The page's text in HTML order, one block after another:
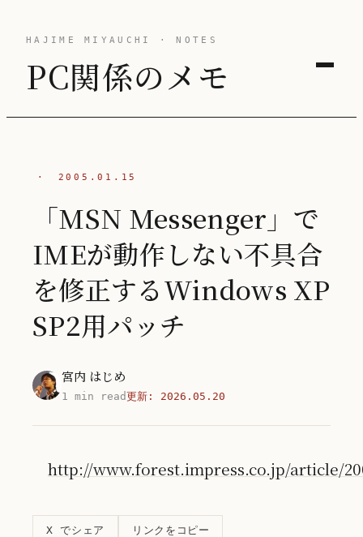
HAJIME MIYAUCHI · NOTES
PC関係のメモ
· 2005.01.15
「MSN Messenger」で
IMEが動作しない不具合
を修正するWindows XP
SP2用パッチ
宮内 はじめ
1 min read更新: 2026.05.20
http://www.forest.impress.co.jp/article/
X でシェア リンクをコピー